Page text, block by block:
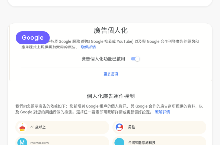
Google